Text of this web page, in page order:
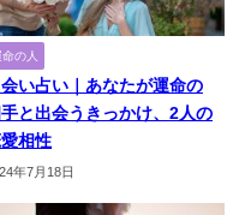
命の人
い占い｜あなたが運命の
と出会うきっかけ、2人の
相性
年7月18日